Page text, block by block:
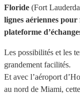
Floride (Fort
lignes aériennes
plateforme
Les possibilités et les
grandement facilités.
Et avec l’aéroport
au nord de Miami,